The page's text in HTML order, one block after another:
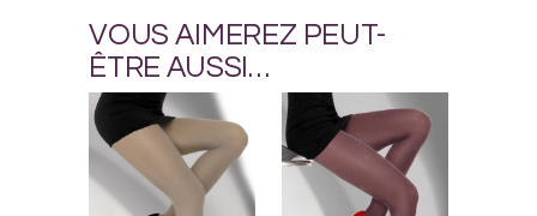
VOUS AIMEREZ PEUT-
ÊTRE AUSSI…